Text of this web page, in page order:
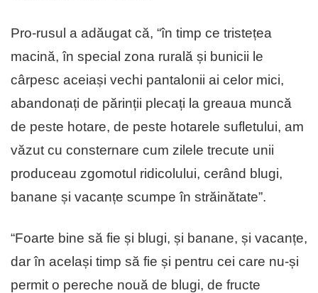
Pro-rusul a adăugat că, “în timp ce tristețea
macină, în special zona rurală și bunicii le
cârpesc aceiași vechi pantalonii ai celor mici,
abandonați de părinții plecați la greaua muncă
de peste hotare, de peste hotarele sufletului, am
văzut cu consternare cum zilele trecute unii
produceau zgomotul ridicolului, cerând blugi,
banane și vacanțe scumpe în străinătate”.
“Foarte bine să fie și blugi, și banane, și vacanțe,
dar în același timp să fie și pentru cei care nu-și
permit o pereche nouă de blugi, de fructe